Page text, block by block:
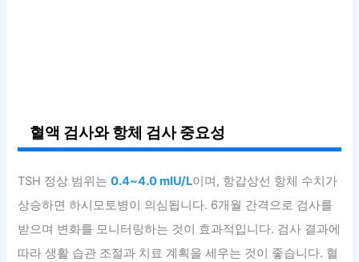
혈액 검사와 항체 검사 중요성
TSH 정상 범위는0.4~4.0 mIU/L이며, 항갑상선 항체 수치가
상승하면 하시모토병이 의심됩니다. 6개월 간격으로 검사를
받으며 변화를 모니터링하는 것이 효과적입니다. 검사 결과에
따라 생활 습관 조절과 치료 계획을 세우는 것이 좋습니다. 혈